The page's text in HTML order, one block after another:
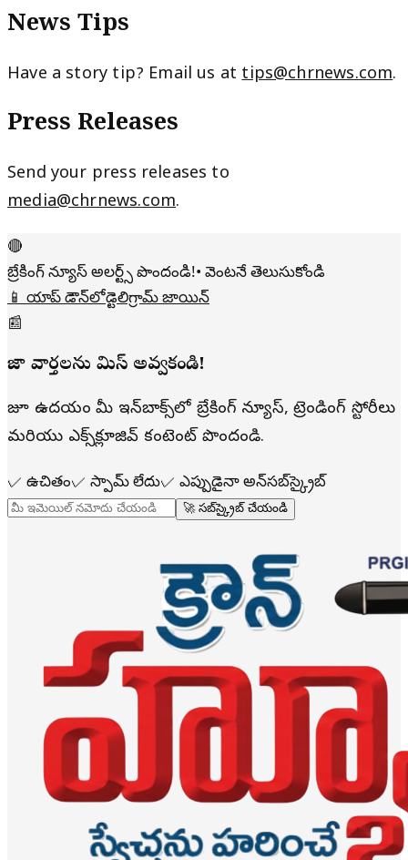
News Tips
Have a story tip? Email us attips@chrnews.com.
Press Releases
Send your press releases to
media@chrnews.com.
🔴
బ్రేకింగ్ న్యూస్ అలర్ట్స్ పొందండి!• వెంటనే తెలుసుకోండి
📱 యాప్ డౌన్‌లోడ్టెలిగ్రామ్ జాయిన్
📰
తాజా వార్తలను మిస్ అవ్వకండి!
రోజూ ఉదయం మీ ఇన్‌బాక్స్‌లో బ్రేకింగ్ న్యూస్, ట్రెండింగ్ స్టోరీలు
మరియు ఎక్స్‌క్లూజివ్ కంటెంట్ పొందండి.
✓ ఉచితం✓ స్పామ్ లేదు✓ ఎప్పుడైనా అన్‌సబ్‌స్క్రైబ్
🚀 సబ్‌స్క్రైబ్ చేయండి